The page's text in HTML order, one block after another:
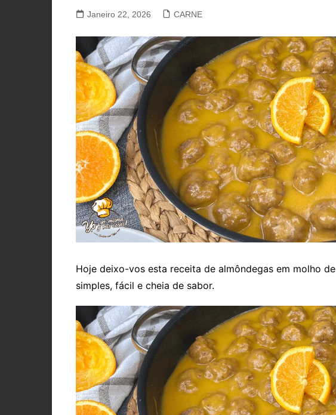
Janeiro 22, 2026 CARNE
Hoje deixo-vos esta receita de almôndegas em molho
simples, fácil e cheia de sabor.